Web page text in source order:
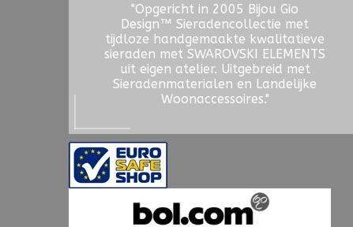
"Opgericht in 2005 Bijou Gio
Design™ Sieradencollectie met
tijdloze handgemaakte kwalitatieve
sieraden met SWAROVSKI ELEMENTS
uit eigen atelier. Uitgebreid met
Sieradenmaterialen en Landelijke
Woonaccessoires."